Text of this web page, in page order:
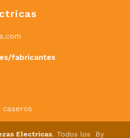
fabricantes
caseros
Electricas. Todos los By